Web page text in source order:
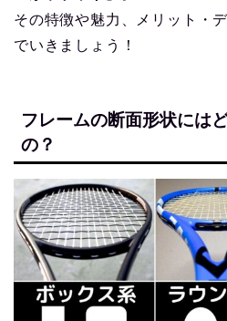
その特徴や魅力、メリット・
でいきましょう！
フレームの断面形状には
の？